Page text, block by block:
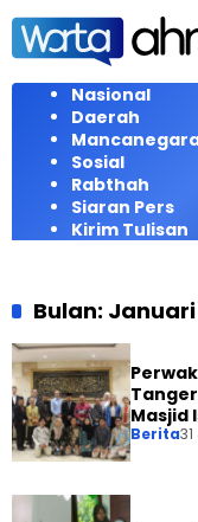
Langsung
konten
Nasional
Daerah
Sosial
Rabthah
Siaran Pers
Kirim Tulisan
Bulan:
Masjid
Berita